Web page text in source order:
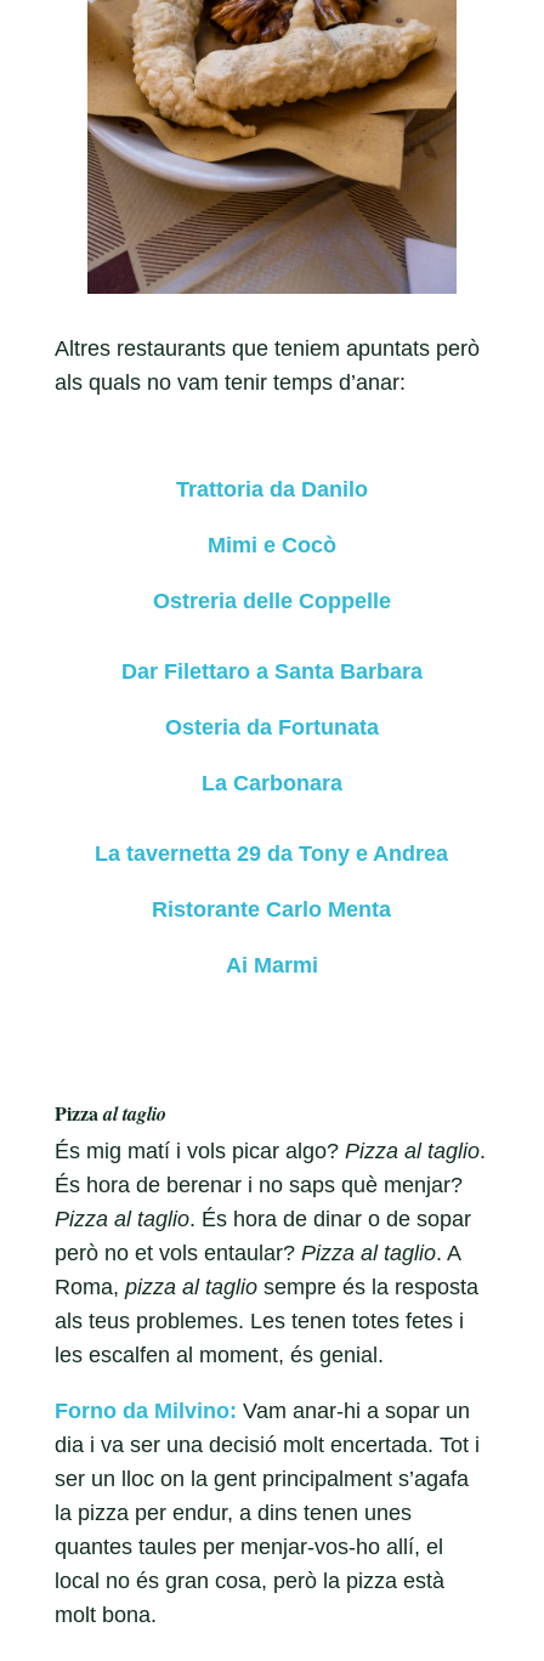
Altres restaurants que teniem apuntats però
als quals no vam tenir temps d’anar:
Trattoria da Danilo
Mimi e Cocò
Ostreria delle Coppelle
Dar Filettaro a Santa Barbara
Osteria da Fortunata
La Carbonara
La tavernetta 29 da Tony e Andrea
Ristorante Carlo Menta
Ai Marmi
Pizzaal taglio
És mig matí i vols picar algo?Pizza al taglio.
És hora de berenar i no saps què menjar?
Pizza al taglio. És hora de dinar o de sopar
però no et vols entaular? Pizza al taglio. A
Roma, pizza al tagliosempre és la resposta
als teus problemes. Les tenen totes fetes i
les escalfen al moment, és genial.
Forno da Milvino: Vam anar-hi a sopar un
dia i va ser una decisió molt encertada. Tot i
ser un lloc on la gent principalment s’agafa
la pizza per endur, a dins tenen unes
quantes taules per menjar-vos-ho allí, el
local no és gran cosa, però la pizza està
molt bona.